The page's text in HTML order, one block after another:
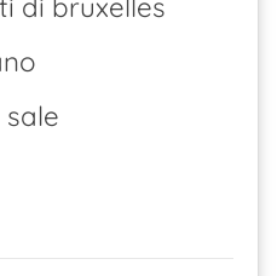
di bruxelles